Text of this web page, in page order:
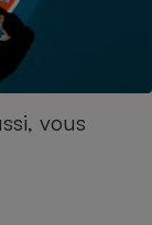
vous